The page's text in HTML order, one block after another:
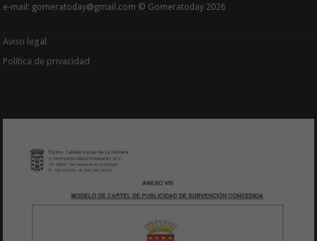
e-mail: gomeratoday@gmail.com © Gomeratoday 2026
Aviso legal
Política de privacidad